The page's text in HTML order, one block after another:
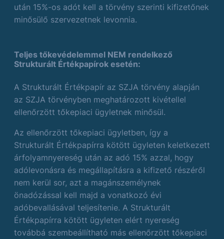
után 15%-os adót kell a törvény szerinti kifizetőnek
minősülő szervezetnek levonnia.
Teljes tőkevédelemmel NEM rendelkező
Strukturált Értékpapírok esetén:
A Strukturált Értékpapír az SZJA törvény alapján
az SZJA törvényben meghatározott kivétellel
ellenőrzött tőkepiaci ügyletnek minősül.
Az ellenőrzött tőkepiaci ügyletben, így a
Strukturált Értékpapírra kötött ügyleten keletkezett
árfolyamnyereség után az adó 15% azzal, hogy
adólevonásra és megállapításra a kifizető részéről
nem kerül sor, azt a magánszemélynek
önadózással kell majd a vonatkozó évi
adóbevallásával teljesítenie. A Strukturált
Értékpapírra kötött ügyleten elért nyereség
továbbá szembeállítható más ellenőrzött tőkepiaci